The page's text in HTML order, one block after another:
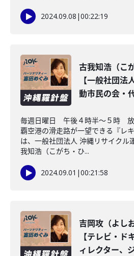
2024.09.08 |00:22:19
古我知浩（こ
【一般社団法
動市民の会・
毎週日曜日 午後４時半～５時 放
覇空港の滑走路が一望できる『レ
は、一般社団法人 沖縄リサイクル
我知浩（こがち・ひ...
2024.09.01 |00:21:58
吉岡攻（よし
【テレビ・ド
ィレクター、